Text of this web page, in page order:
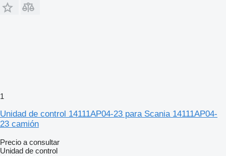
1
Unidad de control 14111AP04-23 para Scania 14111AP04-
23 camión
Precio a consultar
Unidad de control